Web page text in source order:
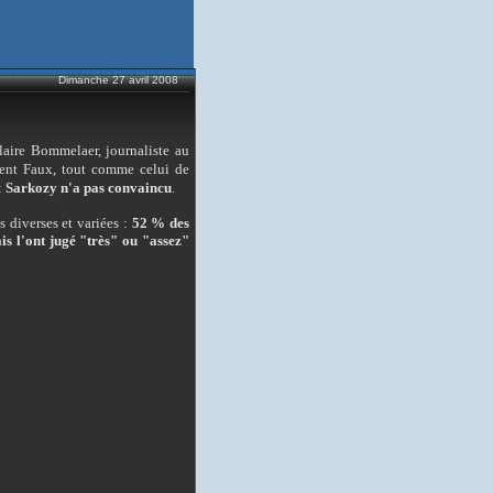
Dimanche 27 avril 2008
Bommelaer, journaliste au
Faux, tout comme celui de
Sarkozy n'a pas convaincu
diverses et variées : 52 % des
l'ont jugé "très" ou "assez"